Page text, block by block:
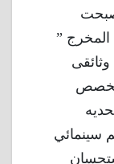
المخرج ”
مخصص
سينمائي